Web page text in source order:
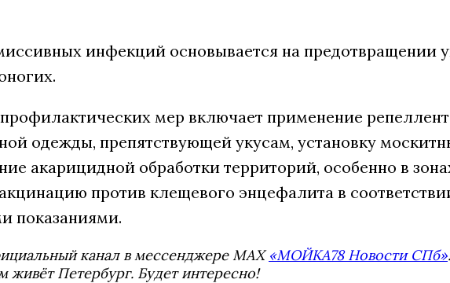
инфекций основывается на предотвращении
мер включает применение
одежды, препятствующей укусам, установку
акарицидной обработки территорий, особенно в
против клещевого энцефалита в
показаниями.
канал в мессенджере MAX«МОЙКА78 Новости СПб»
живёт Петербург. Будет интересно!